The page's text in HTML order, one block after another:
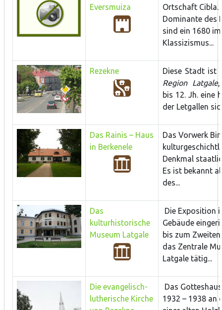
Eversmuiza
Ortschaft Cibla.
Dominante des
sind ein 1680
Klassizismus...
Rezekne
Diese Stadt ist
Region Latgale
bis 12. Jh. eine
der Letgallen
Das Rainis – Haus
in Berkenele
Das Vorwerk
Denkmal
Es ist bekannt
des...
Das
kulturhistorische
Museum Latgale
Die Exposition
Gebäude
bis zum
das Zentrale
Latgale tätig...
Die evangelisch-
lutherische Kirche
Das
1932 – 1938 an